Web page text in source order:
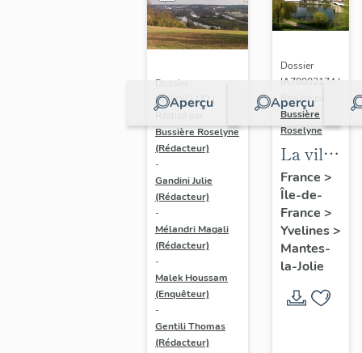
Aperçu
Dossier
IA78002272 |
Bussière Roselyne
(Rédacteur)
-
Gandini Julie
(Rédacteur)
-
Mélandri Magali
(Rédacteur)
-
Malek Houssam
(Enquêteur)
-
Gentili Thomas
(Rédacteur)
Aperçu
Dossier
IA78002174 |
Réalisé par
Bussière
Roselyne
La ville
de
Mantes-
la-Jolie
France >
Île-de-
France >
Yvelines>
Mantes-
la-Jolie